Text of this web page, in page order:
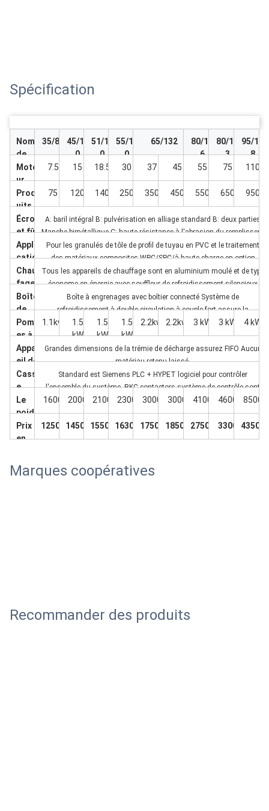
Spécification
Nom
de
l'artic
le
35/80
45/10
0
51/11
0
55/12
0
65/132
80/15
6
80/17
3
95/18
8
Mote
ur
princi
pal
7.5 15 18.5 30 37 45 55 75 110
Prod
uits
75 120 140 250 350 450 550 650 950
Écrou
et fût
A: baril intégral B: pulvérisation en alliage standard B: deux parties
Manche bimétallique C: haute résistance à l'abrasion du remplisseur
de calcium
Appli
catio
n du
proje
t
Pour les granulés de tôle de profil de tuyau en PVC et le traitement
des matériaux composites WPC/SPC/à haute charge en option
Chauf
fage
et
ventil
ateur
s
Tous les appareils de chauffage sont en aluminium moulé et de type
économe en énergie avec souffleur de refroidissement silencieux
Boîte
de
vites
ses
Boîte à engrenages avec boîtier connecté Système de
refroidissement à double circulation à couple fort assure la
température de l'huile.
Pomp
es à
vide
1.1kw
1.5
kW
1.5
kW
1.5
kW
2.2kw 2.2kw 3 kW 3 kW 4 kW
Appar
eil de
traite
ment
Grandes dimensions de la trémie de décharge assurez FIFO Aucun
matériau retenu laissé.
Cass
e
électr
ique
Standard est Siemens PLC + HYPET logiciel pour contrôler
l'ensemble du système, RKC contactors système de contrôle sont
également proposés
Le
poids
1600 2000 2100 2300 3000 3000 4100 4600 8500
Prix
en
12500 14500 15500 16300 17500 18500 27500 3300 43500
Marques coopératives
Recommander des produits